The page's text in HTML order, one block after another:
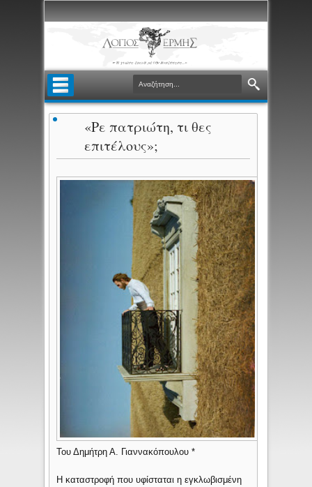
«Ρε πατριώτη, τι θες
επιτέλους»;
Του Δημήτρη Α. Γιαννακόπουλου *
Η καταστροφή που υφίσταται η εγκλωβισμένη